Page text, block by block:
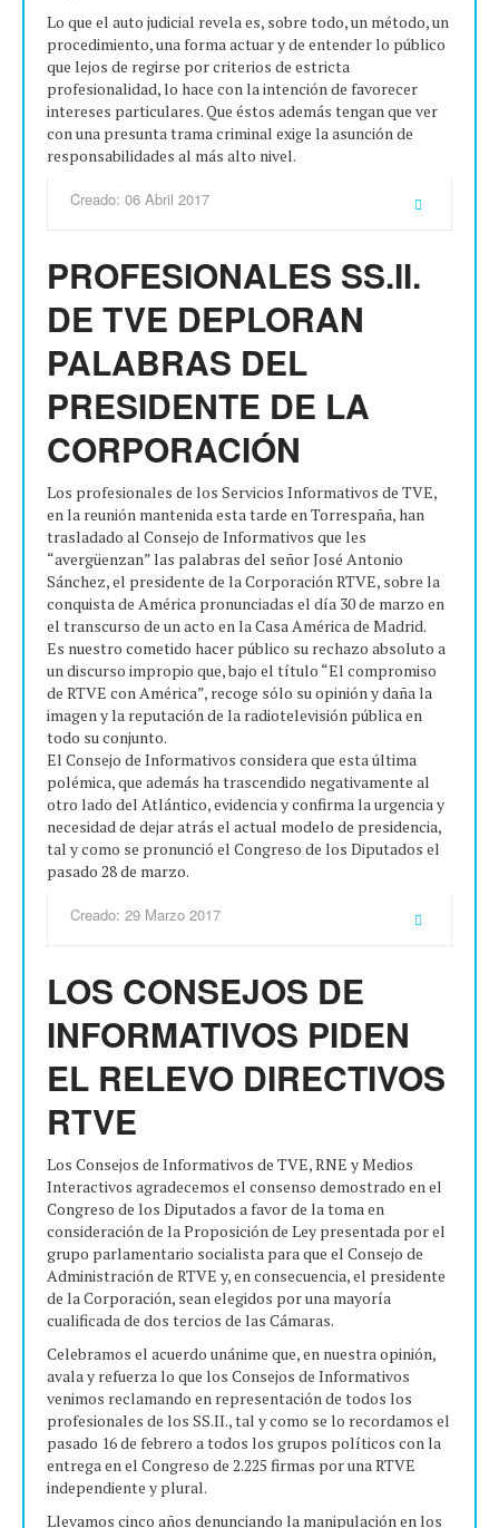
Lo que el auto judicial revela es, sobre todo, un método, un
procedimiento, una forma actuar y de entender lo público
que lejos de regirse por criterios de estricta
profesionalidad, lo hace con la intención de favorecer
intereses particulares. Que éstos además tengan que ver
con una presunta trama criminal exige la asunción de
responsabilidades al más alto nivel.
Creado: 06 Abril 2017
PROFESIONALES SS.II.
DE TVE DEPLORAN
PALABRAS DEL
PRESIDENTE DE LA
CORPORACIÓN
Los profesionales de los Servicios Informativos de TVE,
en la reunión mantenida esta tarde en Torrespaña, han
trasladado al Consejo de Informativos que les
“avergüenzan” las palabras del señor José Antonio
Sánchez, el presidente de la Corporación RTVE, sobre la
conquista de América pronunciadas el día 30 de marzo en
el transcurso de un acto en la Casa América de Madrid.
Es nuestro cometido hacer público su rechazo absoluto a
un discurso impropio que, bajo el título “El compromiso
de RTVE con América”, recoge sólo su opinión y daña la
imagen y la reputación de la radiotelevisión pública en
todo su conjunto.
El Consejo de Informativos considera que esta última
polémica, que además ha trascendido negativamente al
otro lado del Atlántico, evidencia y confirma la urgencia y
necesidad de dejar atrás el actual modelo de presidencia,
tal y como se pronunció el Congreso de los Diputados el
pasado 28 de marzo.
Creado: 29 Marzo 2017
LOS CONSEJOS DE
INFORMATIVOS PIDEN
EL RELEVO DIRECTIVOS
RTVE
Los Consejos de Informativos de TVE, RNE y Medios
Interactivos agradecemos el consenso demostrado en el
Congreso de los Diputados a favor de la toma en
consideración de la Proposición de Ley presentada por el
grupo parlamentario socialista para que el Consejo de
Administración de RTVE y, en consecuencia, el presidente
de la Corporación, sean elegidos por una mayoría
cualificada de dos tercios de las Cámaras.
Celebramos el acuerdo unánime que, en nuestra opinión,
avala y refuerza lo que los Consejos de Informativos
venimos reclamando en representación de todos los
profesionales de los SS.II., tal y como se lo recordamos el
pasado 16 de febrero a todos los grupos políticos con la
entrega en el Congreso de 2.225 firmas por una RTVE
independiente y plural.
Llevamos cinco años denunciando la manipulación en los